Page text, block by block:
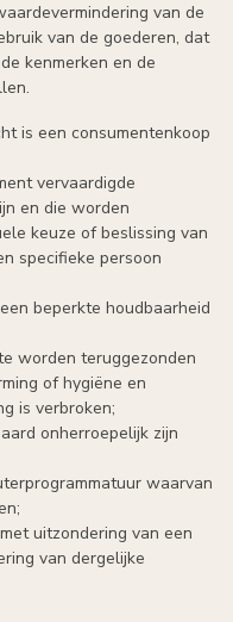
van de
van de goederen, dat
kenmerken en de
is een consumentenkoop
vervaardigde
en die worden
keuze of beslissing van
specifieke persoon
beperkte houdbaarheid
worden teruggezonden
of hygiëne en
is verbroken;
onherroepelijk zijn
waarvan
uitzondering van een
van dergelijke